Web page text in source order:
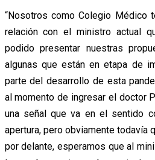
“Nosotros como Colegio Médico
relación con el ministro actual
podido presentar nuestras
algunas que están en etapa de
parte del desarrollo de esta
al momento de ingresar el doctor
una señal que va en el sentido
apertura, pero obviamente todavía
por delante, esperamos que al